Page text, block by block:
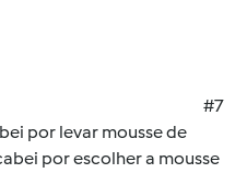
#7
por levar mousse de
por escolher a mousse